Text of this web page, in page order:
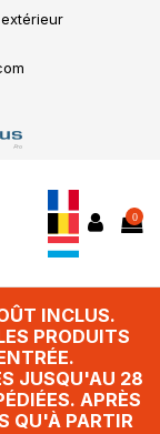
0
INCLUS.
PRODUITS
JUSQU'AU 28
APRÈS
QU'À PARTIR